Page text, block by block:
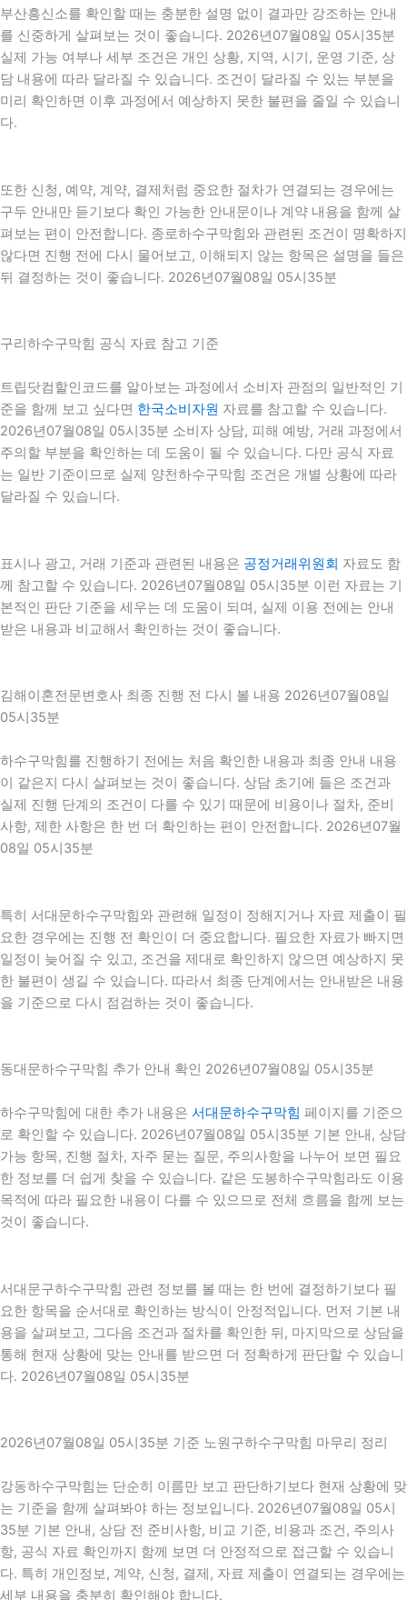
부산흥신소를 확인할 때는 충분한 설명 없이 결과만 강조하는 안내
를 신중하게 살펴보는 것이 좋습니다. 2026년07월08일 05시35분
실제 가능 여부나 세부 조건은 개인 상황, 지역, 시기, 운영 기준, 상
담 내용에 따라 달라질 수 있습니다. 조건이 달라질 수 있는 부분을
미리 확인하면 이후 과정에서 예상하지 못한 불편을 줄일 수 있습니
다.
또한 신청, 예약, 계약, 결제처럼 중요한 절차가 연결되는 경우에는
구두 안내만 듣기보다 확인 가능한 안내문이나 계약 내용을 함께 살
펴보는 편이 안전합니다. 종로하수구막힘와 관련된 조건이 명확하지
않다면 진행 전에 다시 물어보고, 이해되지 않는 항목은 설명을 들은
뒤 결정하는 것이 좋습니다. 2026년07월08일 05시35분
구리하수구막힘 공식 자료 참고 기준
트립닷컴할인코드를 알아보는 과정에서 소비자 관점의 일반적인 기
준을 함께 보고 싶다면 한국소비자원 자료를 참고할 수 있습니다.
2026년07월08일 05시35분 소비자 상담, 피해 예방, 거래 과정에서
주의할 부분을 확인하는 데 도움이 될 수 있습니다. 다만 공식 자료
는 일반 기준이므로 실제 양천하수구막힘 조건은 개별 상황에 따라
달라질 수 있습니다.
표시나 광고, 거래 기준과 관련된 내용은 공정거래위원회 자료도 함
께 참고할 수 있습니다. 2026년07월08일 05시35분 이런 자료는 기
본적인 판단 기준을 세우는 데 도움이 되며, 실제 이용 전에는 안내
받은 내용과 비교해서 확인하는 것이 좋습니다.
김해이혼전문변호사 최종 진행 전 다시 볼 내용 2026년07월08일
05시35분
하수구막힘를 진행하기 전에는 처음 확인한 내용과 최종 안내 내용
이 같은지 다시 살펴보는 것이 좋습니다. 상담 초기에 들은 조건과
실제 진행 단계의 조건이 다를 수 있기 때문에 비용이나 절차, 준비
사항, 제한 사항은 한 번 더 확인하는 편이 안전합니다. 2026년07월
08일 05시35분
특히 서대문하수구막힘와 관련해 일정이 정해지거나 자료 제출이 필
요한 경우에는 진행 전 확인이 더 중요합니다. 필요한 자료가 빠지면
일정이 늦어질 수 있고, 조건을 제대로 확인하지 않으면 예상하지 못
한 불편이 생길 수 있습니다. 따라서 최종 단계에서는 안내받은 내용
을 기준으로 다시 점검하는 것이 좋습니다.
동대문하수구막힘 추가 안내 확인 2026년07월08일 05시35분
하수구막힘에 대한 추가 내용은 서대문하수구막힘 페이지를 기준으
로 확인할 수 있습니다. 2026년07월08일 05시35분 기본 안내, 상담
가능 항목, 진행 절차, 자주 묻는 질문, 주의사항을 나누어 보면 필요
한 정보를 더 쉽게 찾을 수 있습니다. 같은 도봉하수구막힘라도 이용
목적에 따라 필요한 내용이 다를 수 있으므로 전체 흐름을 함께 보는
것이 좋습니다.
서대문구하수구막힘 관련 정보를 볼 때는 한 번에 결정하기보다 필
요한 항목을 순서대로 확인하는 방식이 안정적입니다. 먼저 기본 내
용을 살펴보고, 그다음 조건과 절차를 확인한 뒤, 마지막으로 상담을
통해 현재 상황에 맞는 안내를 받으면 더 정확하게 판단할 수 있습니
다. 2026년07월08일 05시35분
2026년07월08일 05시35분 기준 노원구하수구막힘 마무리 정리
강동하수구막힘는 단순히 이름만 보고 판단하기보다 현재 상황에 맞
는 기준을 함께 살펴봐야 하는 정보입니다. 2026년07월08일 05시
35분 기본 안내, 상담 전 준비사항, 비교 기준, 비용과 조건, 주의사
항, 공식 자료 확인까지 함께 보면 더 안정적으로 접근할 수 있습니
다. 특히 개인정보, 계약, 신청, 결제, 자료 제출이 연결되는 경우에는
세부 내용을 충분히 확인해야 합니다.